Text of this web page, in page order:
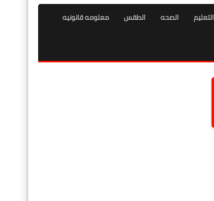
التعليم الصحه الطقس معلومه قانونيه